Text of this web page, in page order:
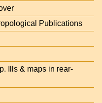
Publications
Ills & maps in rear-